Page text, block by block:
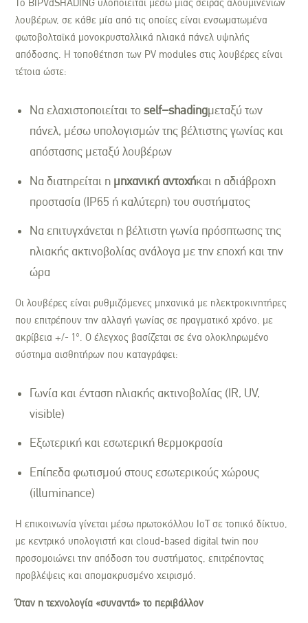
Το BIPVdSHADING υλοποιείται μέσω μιας σειράς αλουμινένιων
λουβέρων, σε κάθε μία από τις οποίες είναι ενσωματωμένα
φωτοβολταϊκά μονοκρυσταλλικά ηλιακά πάνελ υψηλής
απόδοσης. Η τοποθέτηση των PV modules στις λουβέρες είναι
τέτοια ώστε:
Να ελαχιστοποιείται το self–shadingμεταξύ των
πάνελ, μέσω υπολογισμών της βέλτιστης γωνίας και
απόστασης μεταξύ λουβέρων
Να διατηρείται η μηχανική αντοχήκαι η αδιάβροχη
προστασία (IP65 ή καλύτερη) του συστήματος
Να επιτυγχάνεται η βέλτιστη γωνία πρόσπτωσης της
ηλιακής ακτινοβολίας ανάλογα με την εποχή και την
ώρα
Οι λουβέρες είναι ρυθμιζόμενες μηχανικά με ηλεκτροκινητήρες
που επιτρέπουν την αλλαγή γωνίας σε πραγματικό χρόνο, με
ακρίβεια +/- 1°. Ο έλεγχος βασίζεται σε ένα ολοκληρωμένο
σύστημα αισθητήρων που καταγράφει:
Γωνία και ένταση ηλιακής ακτινοβολίας (IR, UV,
visible)
Εξωτερική και εσωτερική θερμοκρασία
Επίπεδα φωτισμού στους εσωτερικούς χώρους
(illuminance)
Η επικοινωνία γίνεται μέσω πρωτοκόλλου IoT σε τοπικό δίκτυο,
με κεντρικό υπολογιστή και cloud-based digital twin που
προσομοιώνει την απόδοση του συστήματος, επιτρέποντας
προβλέψεις και απομακρυσμένο χειρισμό.
Όταν η τεχνολογία «συναντά» το περιβάλλον